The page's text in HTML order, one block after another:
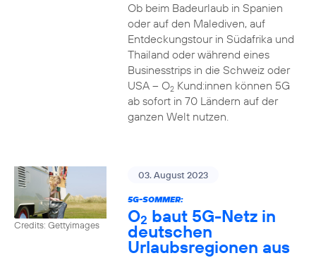
Ob beim Badeurlaub in Spanien
oder auf den Malediven, auf
Entdeckungstour in Südafrika und
Thailand oder während eines
Businesstrips in die Schweiz oder
USA – O2Kund:innen können 5G
ab sofort in 70 Ländern auf der
ganzen Welt nutzen.
Credits: Gettyimages
03. August 2023
5G-SOMMER:
O2 baut 5G-Netz in
deutschen
Urlaubsregionen aus